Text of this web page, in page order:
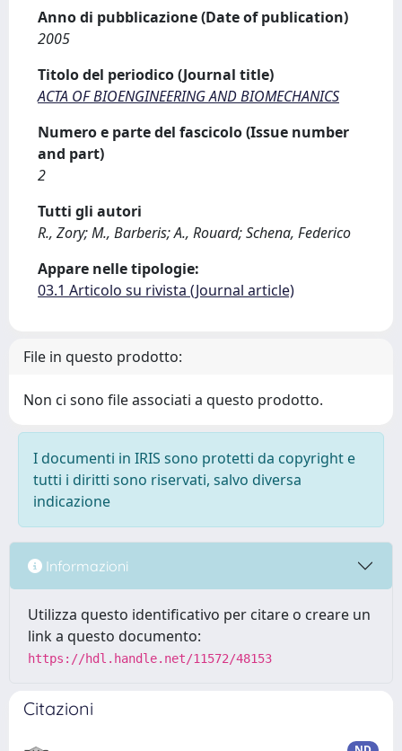
Anno di pubblicazione (Date of publication)
2005
Titolo del periodico (Journal title)
ACTA OF BIOENGINEERING AND BIOMECHANICS
Numero e parte del fascicolo (Issue number
and part)
2
Tutti gli autori
R., Zory; M., Barberis; A., Rouard; Schena, Federico
Appare nelle tipologie:
03.1 Articolo su rivista (Journal article)
File in questo prodotto:
Non ci sono file associati a questo prodotto.
I documenti in IRIS sono protetti da copyright e
tutti i diritti sono riservati, salvo diversa
indicazione
Informazioni
Utilizza questo identificativo per citare o creare un
link a questo documento:
https://hdl.handle.net/11572/48153
Citazioni